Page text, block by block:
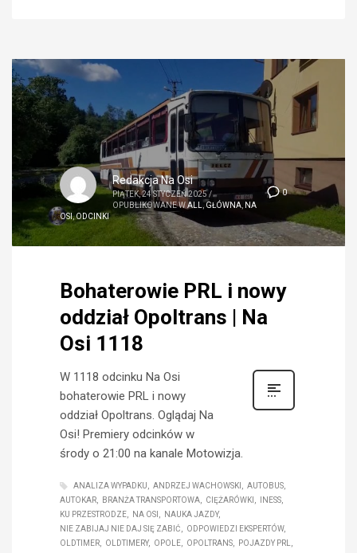
0
Redakcja Na Osi
PIĄTEK, 24 STYCZEŃ 2025/
OPUBLIKOWANE WALL ,GŁÓWNA NA
OSI,ODCINKI
Bohaterowie PRL i nowy
oddział Opoltrans | Na
Osi 1118
W 1118 odcinku Na Osi
bohaterowie PRL i nowy
oddział Opoltrans. Oglądaj Na
Osi! Premiery odcinków w
środy o 21:00 na kanale Motowizja.
ANALIZA WYPADKU ANDRZEJ WACHOWSKI
AUTOBUS
AUTOKAR
BRANŻA TRANSPORTOWA CIĘŻARÓWKI
INESS
KU PRZESTRODZE
NA OSI
NAUKA JAZDY
NIE ZABIJAJ NIE DAJ SIĘ ZABIĆ
ODPOWIEDZI EKSPERTÓW
OLDTIMER
OLDTIMERY OPOLE OPOLTRANS
POJAZDY PRL